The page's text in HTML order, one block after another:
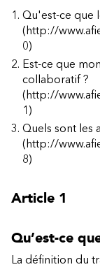
Qu'est-ce que
(http://
0)
Est-ce que
collaboratif ?
(http://
1)
Quels sont les
(http://
8)
Article 1
Qu’est-ce
La définition du